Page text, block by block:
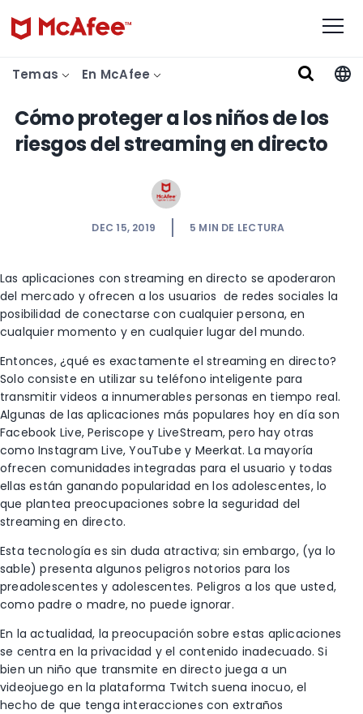
Temas En McAfee
Cómo proteger a los niños de los
riesgos del streaming en directo
DEC 15, 2019 5 MIN DE LECTURA
Las aplicaciones con streaming en directo se apoderaron
del mercado y ofrecen a los usuarios de redes sociales la
posibilidad de conectarse con cualquier persona, en
cualquier momento y en cualquier lugar del mundo.
Entonces, ¿qué es exactamente el streaming en directo?
Solo consiste en utilizar su teléfono inteligente para
transmitir videos a innumerables personas en tiempo real.
Algunas de las aplicaciones más populares hoy en día son
Facebook Live, Periscope y LiveStream, pero hay otras
como Instagram Live, YouTube y Meerkat. La mayoría
ofrecen comunidades integradas para el usuario y todas
ellas están ganando popularidad en los adolescentes, lo
que plantea preocupaciones sobre la seguridad del
streaming en directo.
Esta tecnología es sin duda atractiva; sin embargo, (ya lo
sable) presenta algunos peligros notorios para los
preadolescentes y adolescentes. Peligros a los que usted,
como padre o madre, no puede ignorar.
En la actualidad, la preocupación sobre estas aplicaciones
se centra en la privacidad y el contenido inadecuado. Si
bien un niño que transmite en directo juega a un
videojuego en la plataforma Twitch suena inocuo, el
hecho de que tenga interacciones con extraños